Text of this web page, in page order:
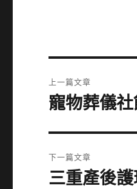
章
上一篇文章
上
篇
文
章:
寵物葬儀
下一篇文章
下
三重產後